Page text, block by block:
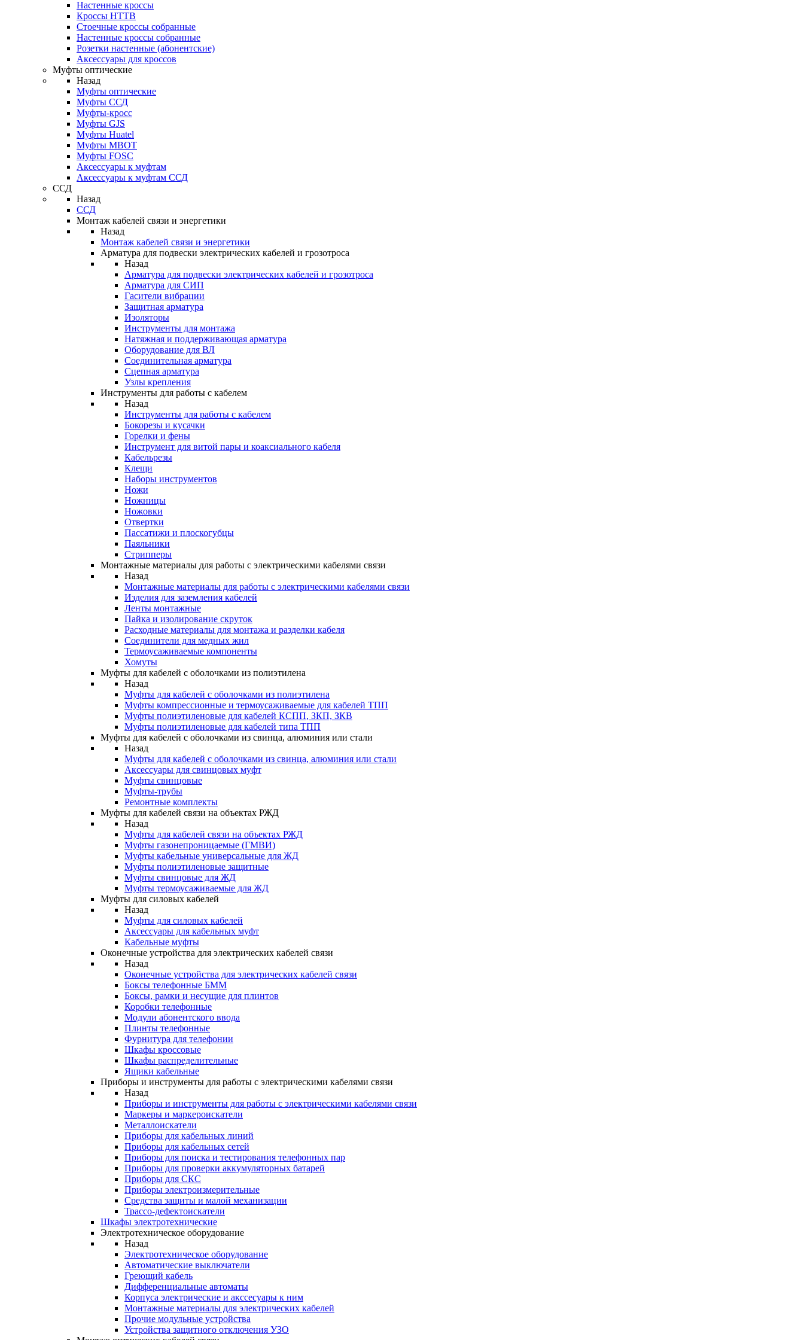
Настенные кроссы
Кроссы HTTB
Стоечные кроссы собранные
Настенные кроссы собранные
Розетки настенные (абонентские)
Аксессуары для кроссов
Муфты оптические
Назад
Муфты оптические
Муфты ССД
Муфты-кросс
Муфты GJS
Муфты Huatel
Муфты МВОТ
Муфты FOSC
Аксессуары к муфтам
Аксессуары к муфтам ССД
ССД
Назад
ССД
Монтаж кабелей связи и энергетики
Назад
Монтаж кабелей связи и энергетики
Арматура для подвески электрических кабелей и грозотроса
Назад
Арматура для подвески электрических кабелей и грозотроса
Арматура для СИП
Гасители вибрации
Защитная арматура
Изоляторы
Инструменты для монтажа
Натяжная и поддерживающая арматура
Оборудование для ВЛ
Соединительная арматура
Сцепная арматура
Узлы крепления
Инструменты для работы с кабелем
Назад
Инструменты для работы с кабелем
Бокорезы и кусачки
Горелки и фены
Инструмент для витой пары и коаксиального кабеля
Кабельрезы
Клещи
Наборы инструментов
Ножи
Ножницы
Ножовки
Отвертки
Пассатижи и плоскогубцы
Паяльники
Стрипперы
Монтажные материалы для работы с электрическими кабелями связи
Назад
Монтажные материалы для работы с электрическими кабелями связи
Изделия для заземления кабелей
Ленты монтажные
Пайка и изолирование скруток
Расходные материалы для монтажа и разделки кабеля
Соединители для медных жил
Термоусаживаемые компоненты
Хомуты
Муфты для кабелей с оболочками из полиэтилена
Назад
Муфты для кабелей с оболочками из полиэтилена
Муфты компрессионные и термоусаживаемые для кабелей ТПП
Муфты полиэтиленовые для кабелей КСПП, ЗКП, ЗКВ
Муфты полиэтиленовые для кабелей типа ТПП
Муфты для кабелей с оболочками из свинца, алюминия или стали
Назад
Муфты для кабелей с оболочками из свинца, алюминия или стали
Аксессуары для свинцовых муфт
Муфты свинцовые
Муфты-трубы
Ремонтные комплекты
Муфты для кабелей связи на объектах РЖД
Назад
Муфты для кабелей связи на объектах РЖД
Муфты газонепроницаемые (ГМВИ)
Муфты кабельные универсальные для ЖД
Муфты полиэтиленовые защитные
Муфты свинцовые для ЖД
Муфты термоусаживаемые для ЖД
Муфты для силовых кабелей
Назад
Муфты для силовых кабелей
Аксессуары для кабельных муфт
Кабельные муфты
Оконечные устройства для электрических кабелей связи
Назад
Оконечные устройства для электрических кабелей связи
Боксы телефонные БММ
Боксы, рамки и несущие для плинтов
Коробки телефонные
Модули абонентского ввода
Плинты телефонные
Фурнитура для телефонии
Шкафы кроссовые
Шкафы распределительные
Ящики кабельные
Приборы и инструменты для работы с электрическими кабелями связи
Назад
Приборы и инструменты для работы с электрическими кабелями связи
Маркеры и маркероискатели
Металлоискатели
Приборы для кабельных линий
Приборы для кабельных сетей
Приборы для поиска и тестирования телефонных пар
Приборы для проверки аккумуляторных батарей
Приборы для СКС
Приборы электроизмерительные
Средства защиты и малой механизации
Трассо-дефектоискатели
Шкафы электротехнические
Электротехническое оборудование
Назад
Электротехническое оборудование
Автоматические выключатели
Греющий кабель
Дифференциальные автоматы
Корпуса электрические и акссесуары к ним
Монтажные материалы для электрических кабелей
Прочие модульные устройства
Устройства защитного отключения УЗО